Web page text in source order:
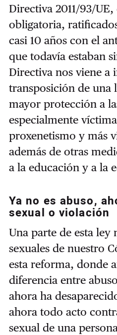
Directiva 2011/93/
obligatoria,
casi 10 años con el
que todavía estaban
Directiva nos viene a
transposición de una
mayor protección a
especialmente
proxenetismo y más
además de otras
a la educación y a la
Ya no es abuso,
sexual o violación
Una parte de esta
sexuales de nuestro
esta reforma, donde
diferencia entre
ahora ha
ahora todo acto
sexual de una